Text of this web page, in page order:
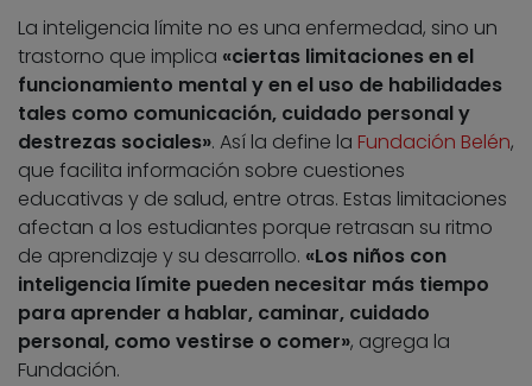
La inteligencia límite no es una enfermedad, sino un
trastorno que implica «ciertas limitaciones en el
funcionamiento mental y en el uso de habilidades
tales como comunicación, cuidado personal y
destrezas sociales». Así la define la Fundación Belén,
que facilita información sobre cuestiones
educativas y de salud, entre otras. Estas limitaciones
afectan a los estudiantes porque retrasan su ritmo
de aprendizaje y su desarrollo. «Los niños con
inteligencia límite pueden necesitar más tiempo
para aprender a hablar, caminar, cuidado
personal, como vestirse o comer», agrega la
Fundación.